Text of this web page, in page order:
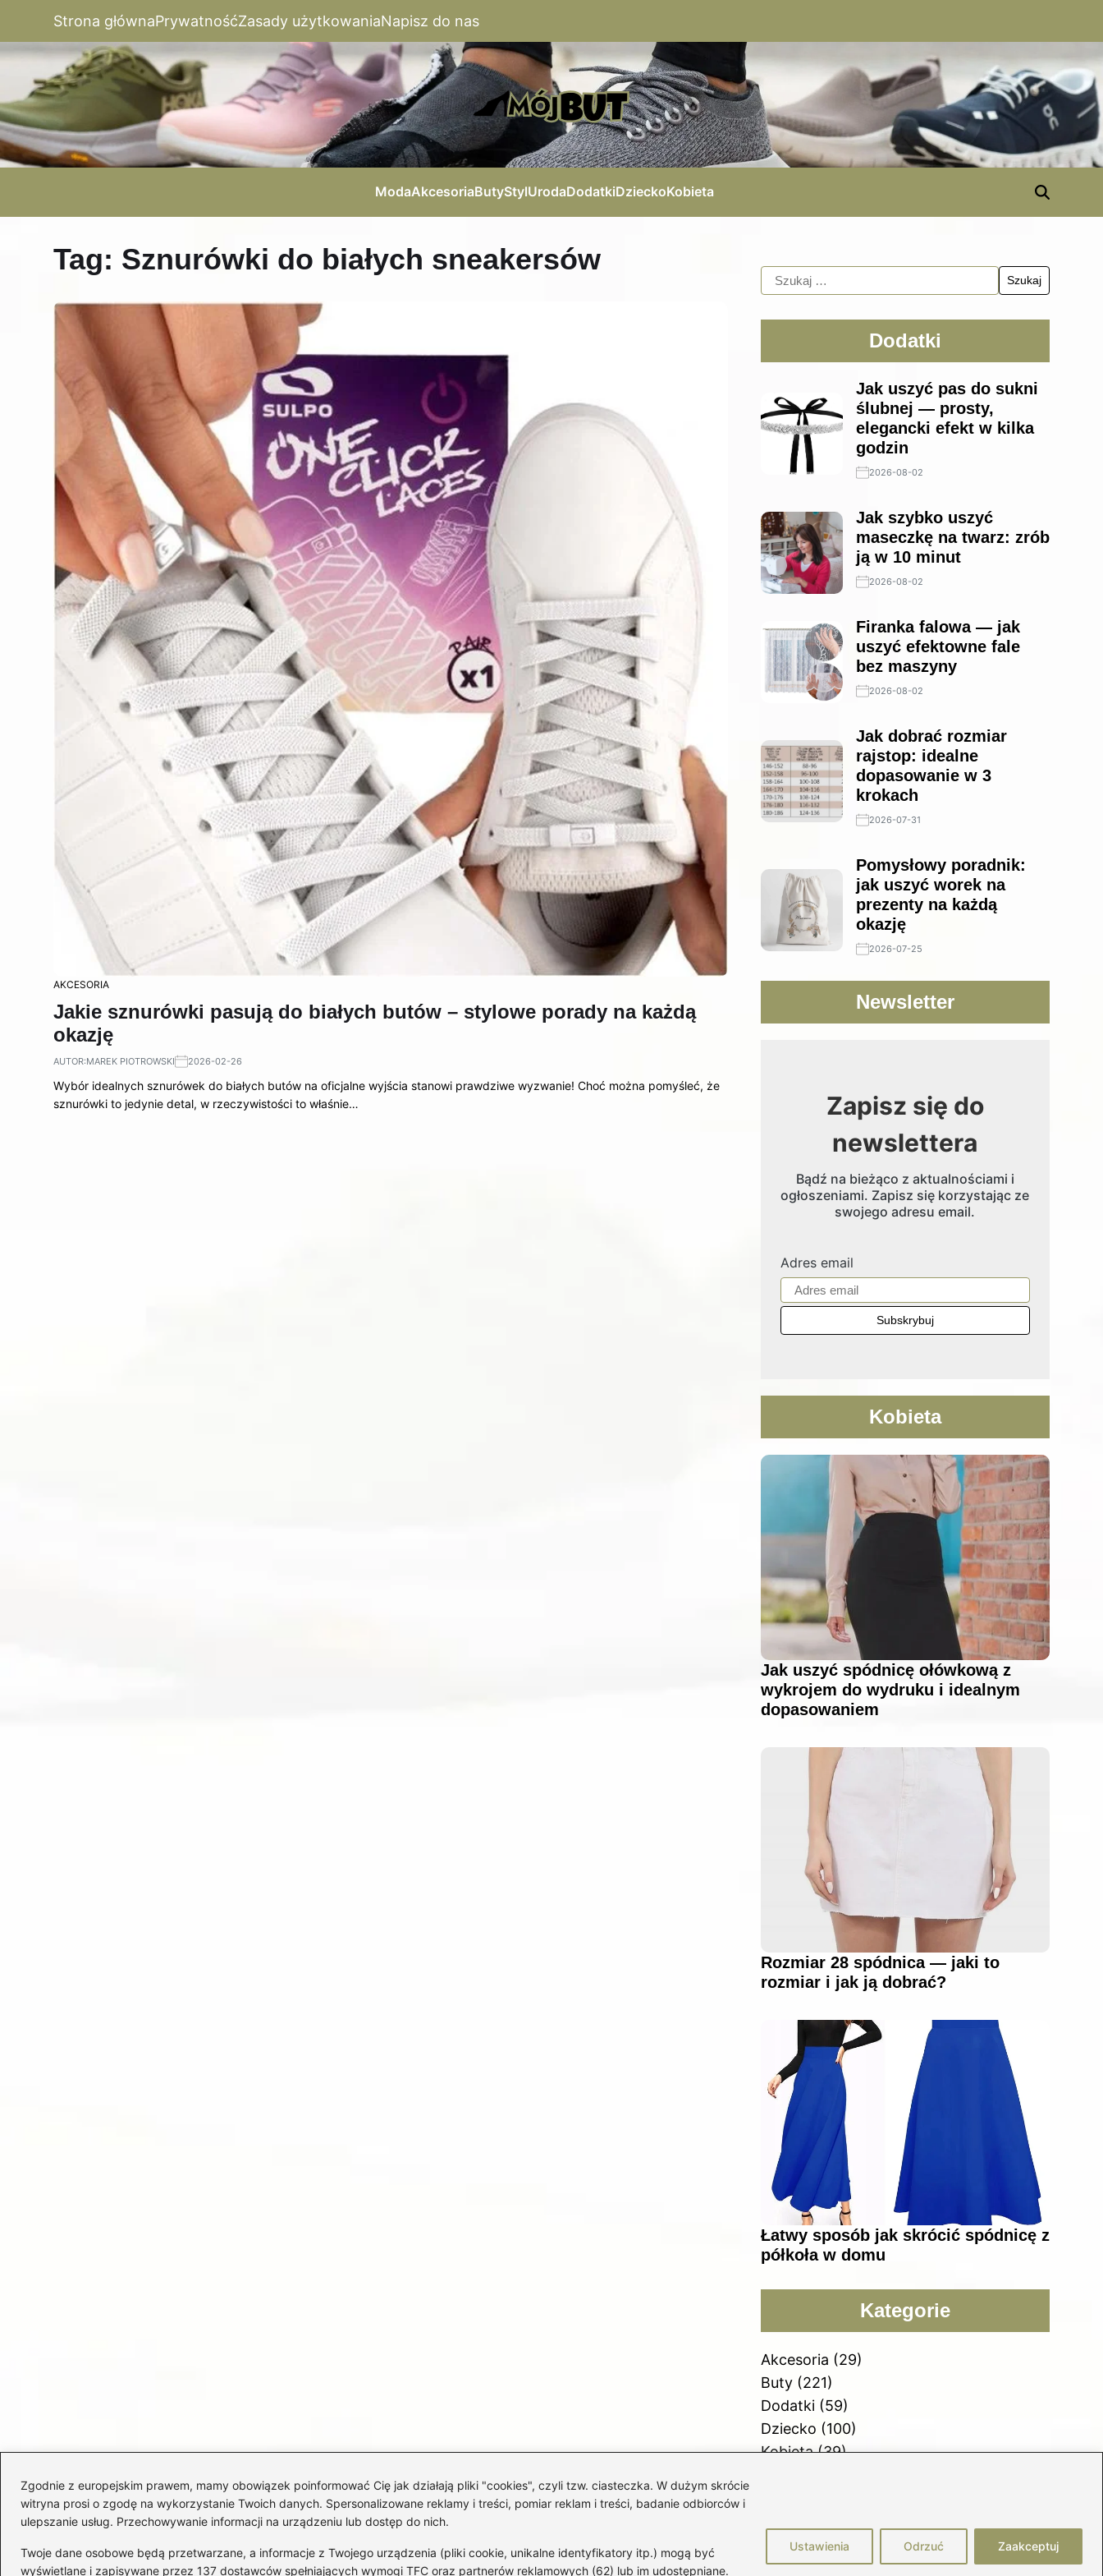
Zgodnie z europejskim prawem, mamy obowiązek poinformować Cię jak działają pliki "cookies", czyli tzw. ciasteczka. W dużym skrócie
witryna prosi o zgodę na wykorzystanie Twoich danych. Spersonalizowane reklamy i treści, pomiar reklam i treści, badanie odbiorców i
ulepszanie usług. Przechowywanie informacji na urządzeniu lub dostęp do nich.
Twoje dane osobowe będą przetwarzane, a informacje z Twojego urządzenia (pliki cookie, unikalne identyfikatory itp.) mogą być
wyświetlane i zapisywane przez 137 dostawców spełniających wymogi TFC oraz partnerów reklamowych (62) lub im udostępniane.
Ustawienia Odrzuć Zaakceptuj
Strona głównaPrywatnośćZasady użytkowaniaNapisz do nas
ModaAkcesoriaButyStylUrodaDodatkiDzieckoKobieta
Tag: Sznurówki do białych sneakersów
AKCESORIA
Jakie sznurówki pasują do białych butów – stylowe porady na każdą
okazję
AUTOR:MAREK PIOTROWSKI 2026-02-26
Wybór idealnych sznurówek do białych butów na oficjalne wyjścia stanowi prawdziwe wyzwanie! Choć można pomyśleć, że
sznurówki to jedynie detal, w rzeczywistości to właśnie…
Dodatki
Jak uszyć pas do sukni
ślubnej — prosty,
elegancki efekt w kilka
godzin
2026-08-02
Jak szybko uszyć
maseczkę na twarz: zrób
ją w 10 minut
2026-08-02
Firanka falowa — jak
uszyć efektowne fale
bez maszyny
2026-08-02
Jak dobrać rozmiar
rajstop: idealne
dopasowanie w 3
krokach
2026-07-31
Pomysłowy poradnik:
jak uszyć worek na
prezenty na każdą
okazję
2026-07-25
Newsletter
Zapisz się do
newslettera
Bądź na bieżąco z aktualnościami i
ogłoszeniami. Zapisz się korzystając ze
swojego adresu email.
Adres email
Kobieta
Jak uszyć spódnicę ołówkową z
wykrojem do wydruku i idealnym
dopasowaniem
Rozmiar 28 spódnica — jaki to
rozmiar i jak ją dobrać?
Łatwy sposób jak skrócić spódnicę z
półkoła w domu
Kategorie
Akcesoria (29)
Buty(221)
Dodatki(59)
Dziecko (100)
Kobieta(39)